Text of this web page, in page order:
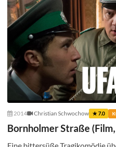
2014 Christian Schwochow ★ 7.0
Bornholmer Straße